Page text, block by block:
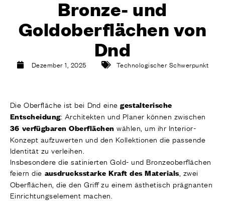
AUSFÜHRUNGEN
SYSTEME
UNTERNEHMEN
DIENSTLEISTUNGEN
ALLE PROJEKTE
Bronze- und
Goldoberflächen von
Dnd
Dezember 1, 2025 Technologischer Schwerpunkt
Die Oberfläche ist bei Dnd einegestalterische
Entscheidung: Architekten und Planer können zwischen
36 verfügbaren Oberflächen wählen, um ihr Interior-
Konzept aufzuwerten und den Kollektionen die passende
Identität zu verleihen.
Insbesondere die satinierten Gold- und Bronzeoberflächen
feiern die ausdrucksstarke Kraft des Materials , zwei
Oberflächen, die den Griff zu einem ästhetisch prägnanten
Einrichtungselement machen.